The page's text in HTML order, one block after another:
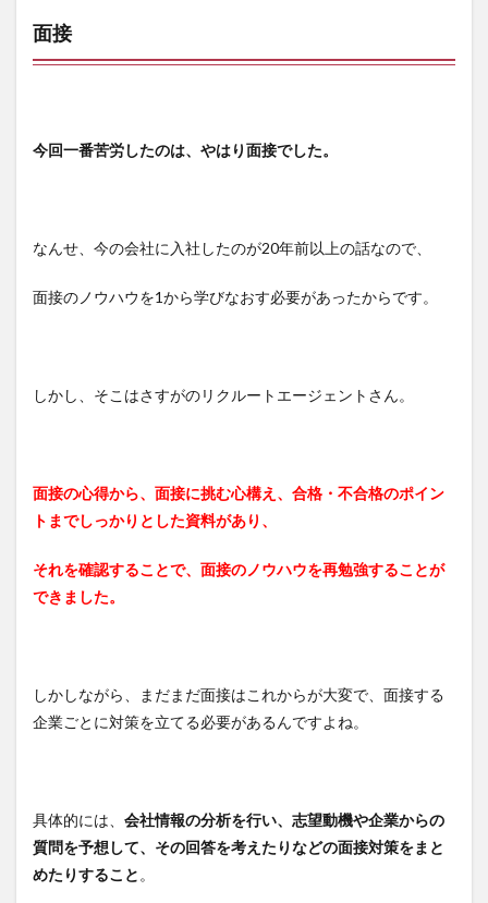
面接
今回一番苦労したのは、やはり面接でした。
なんせ、今の会社に入社したのが20年前以上の話なので、
面接のノウハウを1から学びなおす必要があったからです。
しかし、そこはさすがのリクルートエージェントさん。
面接の心得から、面接に挑む心構え、合格・不合格のポイン
トまでしっかりとした資料があり、
それを確認することで、面接のノウハウを再勉強することが
できました。
しかしながら、まだまだ面接はこれからが大変で、面接する
企業ごとに対策を立てる必要があるんですよね。
具体的には、 会社情報の分析を行い、志望動機や企業からの
質問を予想して、その回答を考えたりなどの面接対策をまと
めたりすること 。